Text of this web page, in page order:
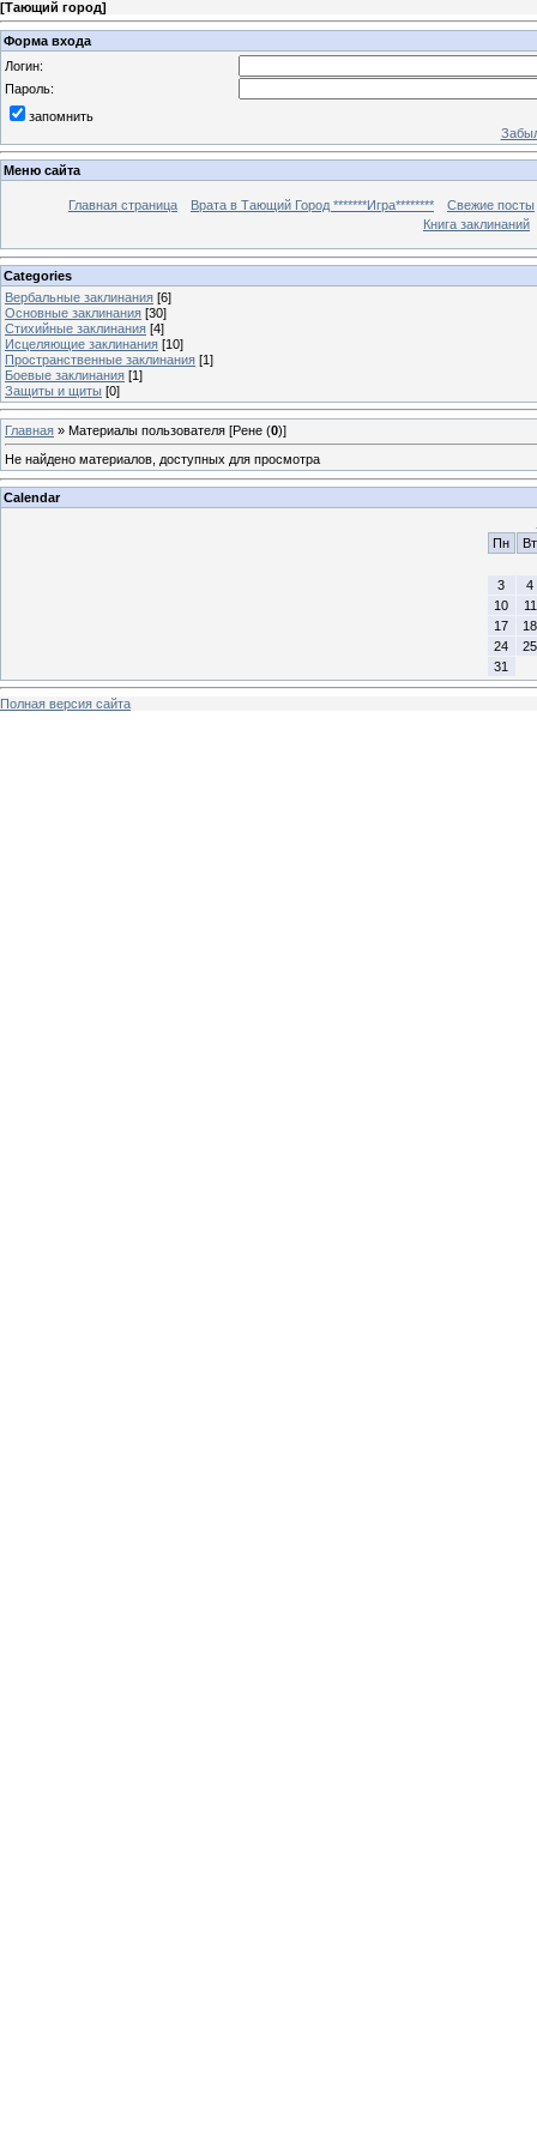
[Тающий город]
Форма входа
Логин:
Пароль:
запомнить
Меню сайта
Главная страница Врата в Тающий Город *******Игра********
Свежие посты
Книга заклинаний
Categories
Вербальные заклинания [6]
Основные заклинания [30]
Стихийные заклинания [4]
Исцеляющие заклинания [10]
Пространственные заклинания [1]
Боевые заклинания [1]
Защиты и щиты [0]
Главная » Материалы пользователя [Рене (0)]
Не найдено материалов, доступных для просмотра
Calendar
Пн
Вт
3
4
10
11
17
18
24
25
31
Полная версия сайта